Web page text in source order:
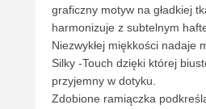
graficzny motyw na gładkiej
harmonizuje z subtelnym
Niezwykłej miękkości nadaje
Silky -Touch dzięki której
przyjemny w dotyku.
Zdobione ramiączka